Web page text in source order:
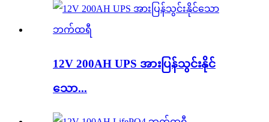
12V 200AH UPS အားပြန်သွင်းနိုင်
သော...